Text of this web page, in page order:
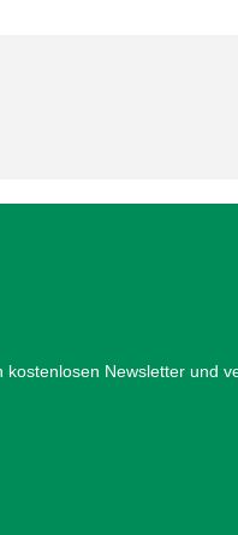
kostenlosen Newsletter und